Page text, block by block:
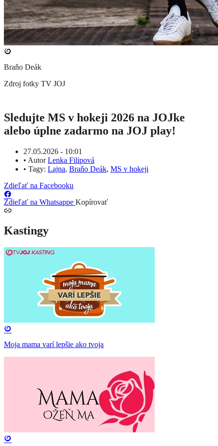
Braňo Deák
Zdroj fotky TV JOJ
Sledujte MS v hokeji 2026 na JOJke
alebo úplne zadarmo na JOJ play!
27.05.2026 - 10:01
• AutorLenka Filipová
• Tagy: Lajna, Braňo Deák, MS v hokeji
Zdieľať na Facebooku
Zdieľať na Whatsappe Kopírovať
Kastingy
Moja mama varí lepšie ako tvoja